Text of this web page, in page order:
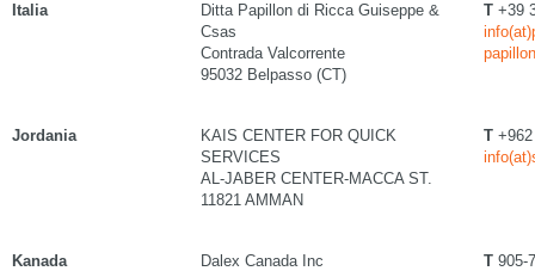
Italia
Ditta Papillon di Ricca Guiseppe &
Csas
Contrada Valcorrente
95032 Belpasso (CT)
T +39
Jordania
KAIS CENTER FOR QUICK
SERVICES
AL-JABER CENTER-MACCA ST.
11821 AMMAN
T
Kanada
Dalex Canada Inc
T 905-